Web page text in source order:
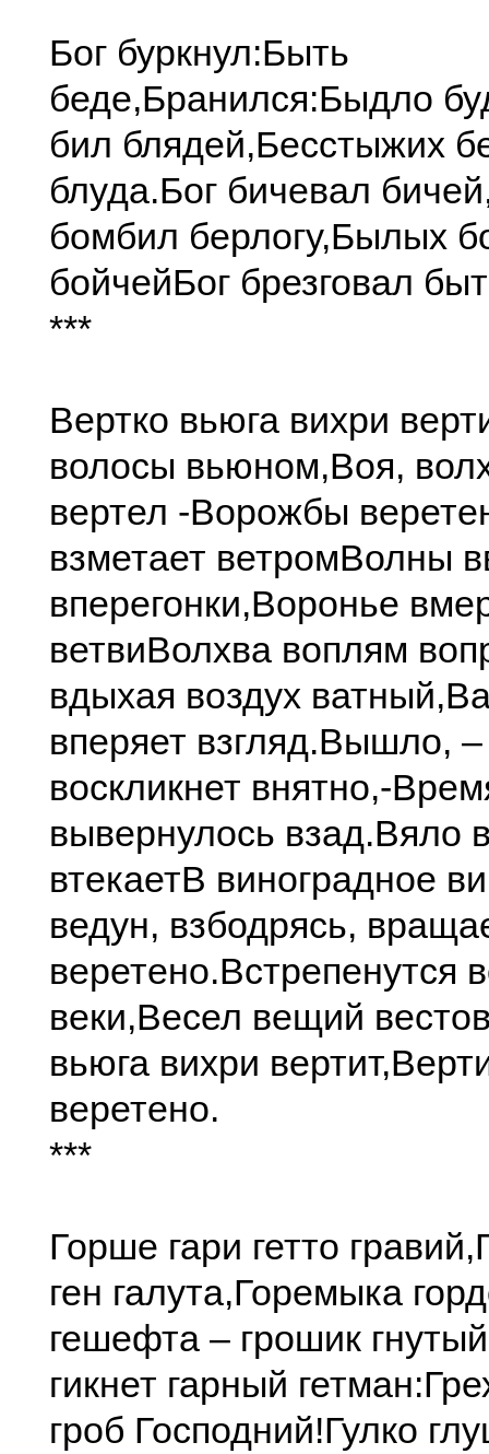
Бог буркнул:Быть
беде,Бранился:Быдло
бил блядей,Бесстыжих
блуда.Бог бичевал
бомбил берлогу,Былых
бойчейБог брезговал
***
Вертко вьюга вихри
волосы вьюном,Воя,
вертел -Ворожбы
взметает ветромВолны
вперегонки,Воронье
ветвиВолхва воплям
вдыхая воздух ватный,
вперяет взгляд.Вышло, –
воскликнет внятно,-
вывернулось взад.Вяло
втекаетВ виноградное
ведун, взбодрясь,
веретено.Встрепенутся
веки,Весел вещий
вьюга вихри вертит,
веретено.
***
Горше гари гетто гравий,
ген галута,Горемыка
гешефта – грошик
гикнет гарный гетман:
гроб Господний!Гулко